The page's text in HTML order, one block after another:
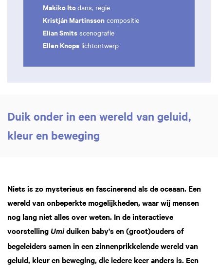
Makiko Itodans, regie
Kristján Martinsson compositie
Elian Smits scenografie
Ellen Knops lichtontwerp
Duik onder in een wereld van geluid,
kleur en beweging
Niets is zo mysterieus en fascinerend als de oceaan. Een
wereld van onbeperkte mogelijkheden, waar wij mensen
nog lang niet alles over weten. In de interactieve
voorstelling Umiduiken baby's en (groot)ouders of
begeleiders samen in een zinnenprikkelende wereld van
geluid, kleur en beweging, die iedere keer anders is. Een